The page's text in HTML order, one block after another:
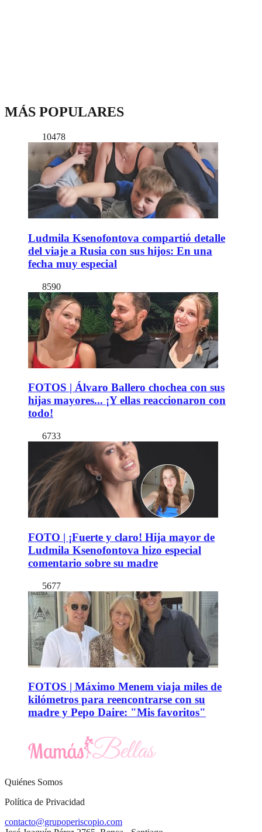
MÁS POPULARES
10478
Ludmila Ksenofontova compartió detalle
del viaje a Rusia con sus hijos: En una
fecha muy especial
8590
FOTOS | Álvaro Ballero chochea con sus
hijas mayores... ¡Y ellas reaccionaron con
todo!
6733
FOTO | ¡Fuerte y claro! Hija mayor de
Ludmila Ksenofontova hizo especial
comentario sobre su madre
5677
FOTOS | Máximo Menem viaja miles de
kilómetros para reencontrarse con su
madre y Pepo Daire: "Mis favoritos"
Quiénes Somos
Política de Privacidad
contacto@grupoperiscopio.com